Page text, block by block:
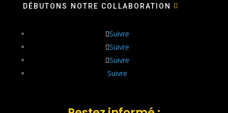
DÉBUTONS NOTRE COLLABORATION
Suivre
Suivre
Suivre
Suivre